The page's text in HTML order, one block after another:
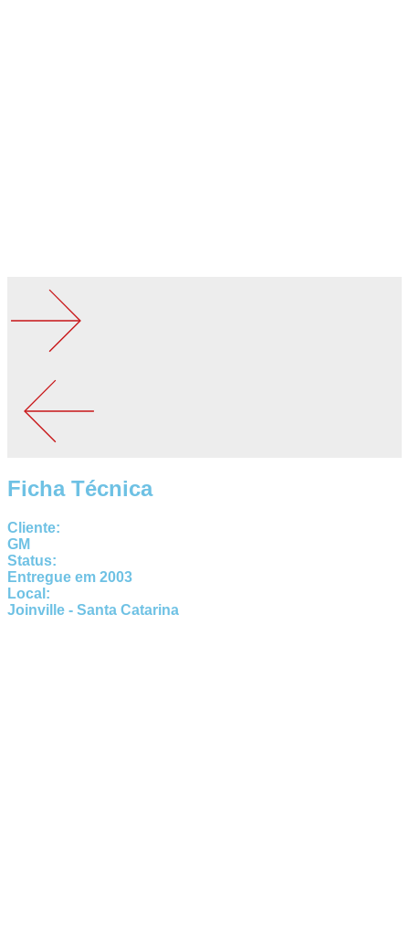
Ficha Técnica
Cliente:
GM
Status:
Entregue em 2003
Local:
Joinville - Santa Catarina